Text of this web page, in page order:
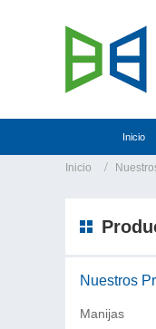
Inicio
Inicio
Nuestros
Manijas